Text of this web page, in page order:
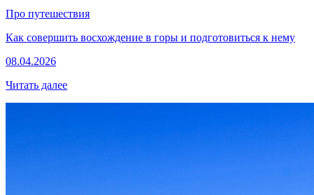
Про путешествия
Как совершить восхождение в горы и подготовиться к нему
08.04.2026
Читать далее